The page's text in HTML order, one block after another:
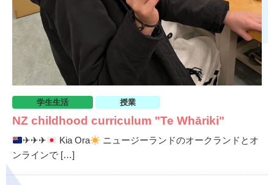
学生生活 授業
NZ childhood curriculum "Te Whāriki"
✈︎✈︎✈︎ Kia Ora
ニュージーランドのオークランドとオ
ンラインで […]